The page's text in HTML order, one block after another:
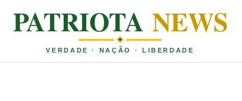
PATRIOTA NEWS
VERDADE · NAÇÃO · LIBERDADE